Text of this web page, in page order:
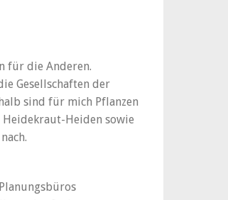
für die Anderen.
Gesellschaften der
sind für mich Pflanzen
Heidekraut-Heiden sowie